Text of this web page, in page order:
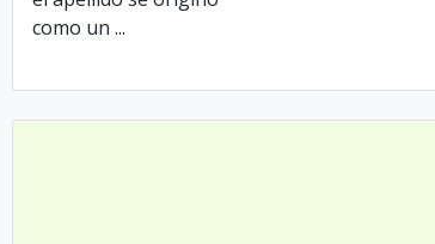
como un ...